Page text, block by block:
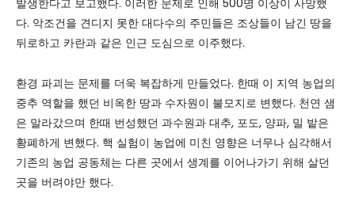
발생한다고 보고했다. 이러한 문제로 인해 500명 이상이 사망했
다. 악조건을 견디지 못한 대다수의 주민들은 조상들이 남긴 땅을
뒤로하고 카란과 같은 인근 도심으로 이주했다.
환경 파괴는 문제를 더욱 복잡하게 만들었다. 한때 이 지역 농업의
중추 역할을 했던 비옥한 땅과 수자원이 불모지로 변했다. 천연 샘
은 말라갔으며 한때 번성했던 과수원과 대추, 포도, 양파, 밀 밭은
황폐하게 변했다. 핵 실험이 농업에 미친 영향은 너무나 심각해서
기존의 농업 공동체는 다른 곳에서 생계를 이어나가기 위해 살던
곳을 버려야만 했다.